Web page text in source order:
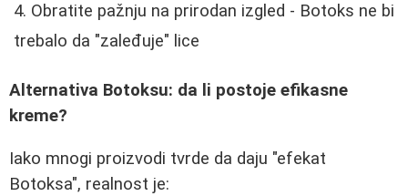
Obratite pažnju na prirodan izgled - Botoks ne bi
trebalo da "zaleđuje" lice
Alternativa Botoksu: da li postoje efikasne
kreme?
Iako mnogi proizvodi tvrde da daju "efekat
Botoksa", realnost je: